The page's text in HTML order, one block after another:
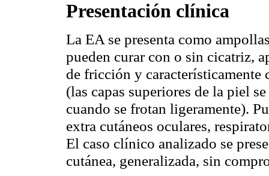
Presentación clínica
La EA se presenta como
pueden curar con o sin cicatriz,
de fricción y característicamente
(las capas superiores de la piel
cuando se frotan ligeramente).
extra cutáneos oculares,
El caso clínico analizado se
cutánea, generalizada, sin